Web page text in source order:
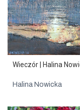
Wieczór | Halina
Halina Nowicka